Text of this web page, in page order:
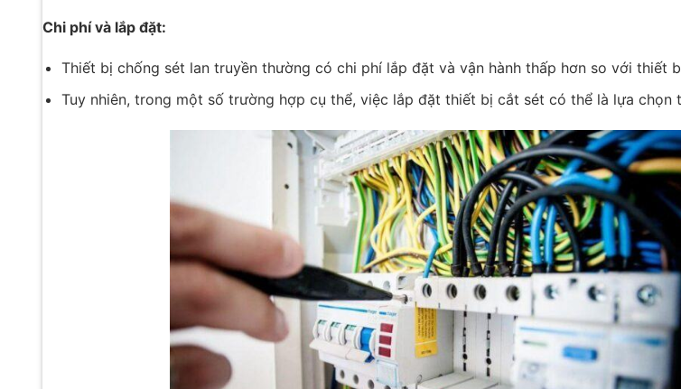
Chi phí và lắp đặt:
Thiết bị chống sét lan truyền thường có chi phí lắp đặt và vận hành thấp hơn so với thiết
Tuy nhiên, trong một số trường hợp cụ thể, việc lắp đặt thiết bị cắt sét có thể là lựa chọn